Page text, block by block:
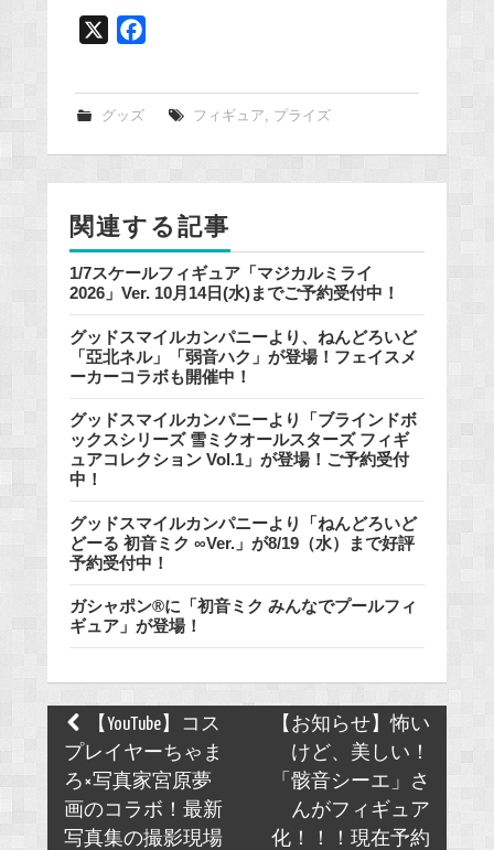
k
グッズ フィギュア, プライズ
関連する記事
1/7スケールフィギュア「マジカルミライ
2026」Ver. 10月14日(水)までご予約受付中！
グッドスマイルカンパニーより、ねんどろいど
「亞北ネル」「弱音ハク」が登場！フェイスメ
ーカーコラボも開催中！
グッドスマイルカンパニーより「ブラインドボ
ックスシリーズ 雪ミクオールスターズ フィギ
ュアコレクション Vol.1」が登場！ご予約受付
中！
グッドスマイルカンパニーより「ねんどろいど
どーる 初音ミク ∞Ver.」が8/19（水）まで好評
予約受付中！
ガシャポン®に「初音ミク みんなでプールフィ
ギュア」が登場！
Post
navigation
【YouTube】コス
プレイヤーちゃま
ろ×写真家宮原夢
画のコラボ！最新
写真集の撮影現場
【お知らせ】怖い
けど、美しい！
「骸音シーエ」さ
んがフィギュア
化！！！現在予約